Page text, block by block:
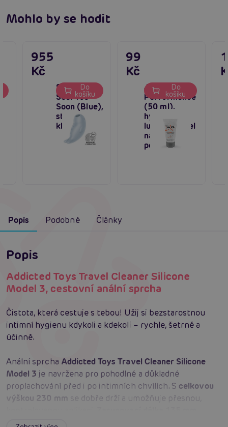
Mohlo by se hodit
Satisfyer
Seal You
Soon (Blue),
stimulátor
klitorisu
955
Kč
Do
košíku
Just Glide
Performance
(50 ml),
hybridní
lubrikační gel
na intimní
použití
99
Kč
Do
košíku
Popis Podobné Články
Popis
Addicted Toys Travel Cleaner Silicone
Model 3, cestovní anální sprcha
Čistota, která cestuje s tebou! Užij si bezstarostnou
intimní hygienu kdykoli a kdekoli – rychle, šetrně a
účinně.
Anální sprcha Addicted Toys Travel Cleaner Silicone
Model 3 je navržena pro pohodlné a důkladné
proplachování před i po intimních chvílích. S celkovou
výškou 230 mm se dobře drží a umožňuje přesnou,
bezpečně dosáhne do potřebné hloubky a zajistí